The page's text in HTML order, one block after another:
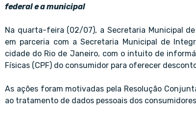
federal e a municipal
Na quarta-feira (02/07), a Secretaria Municipal
em parceria com a Secretaria Municipal de
cidade do Rio de Janeiro, com o intuito de
Físicas (CPF) do consumidor para oferecer
As ações foram motivadas pela Resolução
ao tratamento de dados pessoais dos